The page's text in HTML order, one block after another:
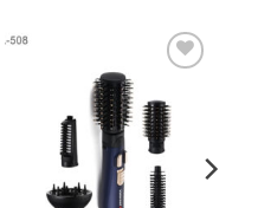
علاقه
مندی